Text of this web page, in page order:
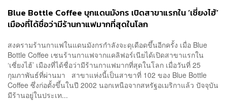
Blue Bottle Coffee บุกแดนมังกร เปิดสาขาแรกใน ‘เซี่ยงไฮ้’
เมืองที่ได้ชื่อว่ามีร้านกาแฟมากที่สุดในโลก
สงครามร้านกาแฟในแดนมังกรกำลังจะดุเดือดขึ้นอีกครั้ง เมื่อ Blue
Bottle Coffee เชนร้านกาแฟจากแคลิฟอร์เนียได้เปิดสาขาแรกใน
‘เซี่ยงไฮ้’ เมืองที่ได้ชื่อว่ามีร้านกาแฟมากที่สุดในโลก เมื่อวันที่ 25
กุมภาพันธ์ที่ผ่านมา สาขาแห่งนี้เป็นสาขาที่ 102 ของ Blue Bottle
Coffee ซึ่งก่อตั้งขึ้นในปี 2002 นอกเหนือจากสหรัฐอเมริกาแล้ว ปัจจุบัน
มีร้านอยู่ในประเท...